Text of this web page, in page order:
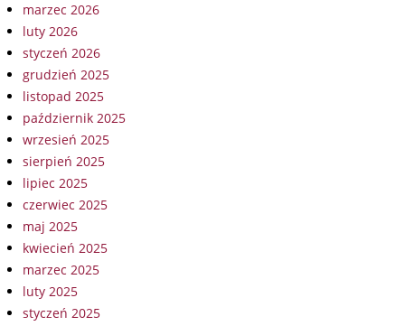
marzec 2026
luty 2026
styczeń 2026
grudzień 2025
listopad 2025
październik 2025
wrzesień 2025
sierpień 2025
lipiec 2025
czerwiec 2025
maj 2025
kwiecień 2025
marzec 2025
luty 2025
styczeń 2025